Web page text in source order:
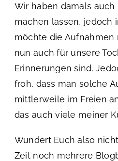
Wir haben damals
machen lassen, jedoch
möchte die Aufnahmen
nun auch für unsere
Erinnerungen sind.
froh, dass man solche
mittlerweile im Freien
das auch viele meiner
Wundert Euch also
Zeit noch mehrere